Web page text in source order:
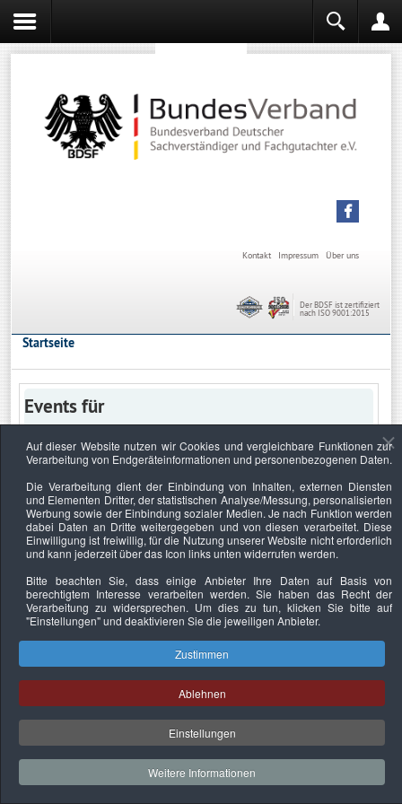
Über uns
Impressum
Kontakt
Der BDSF ist zertifiziert
nach ISO 9001:2015
Startseite
Events für
Keine Termine
Datenschutzerklärung Urheberrechtsnachweise Nachhaltigkeit
Copyright © 2026. Bundesverband Deutscher
Sachverständiger und Fachgutachter e.V..
Auf dieser Website nutzen wir Cookies und vergleichbare Funktionen zur
Verarbeitung von Endgeräteinformationen und personenbezogenen Daten.
Die Verarbeitung dient der Einbindung von Inhalten, externen Diensten
und Elementen Dritter, der statistischen Analyse/Messung, personalisierten
Werbung sowie der Einbindung sozialer Medien. Je nach Funktion werden
dabei Daten an Dritte weitergegeben und von diesen verarbeitet. Diese
Einwilligung ist freiwillig, für die Nutzung unserer Website nicht erforderlich
und kann jederzeit über das Icon links unten widerrufen werden.
Bitte beachten Sie, dass einige Anbieter Ihre Daten auf Basis von
berechtigtem Interesse verarbeiten werden. Sie haben das Recht der
Verarbeitung zu widersprechen. Um dies zu tun, klicken Sie bitte auf
"Einstellungen"und deaktivieren Sie die jeweiligen Anbieter.
Zustimmen
Ablehnen
Einstellungen
Weitere Informationen